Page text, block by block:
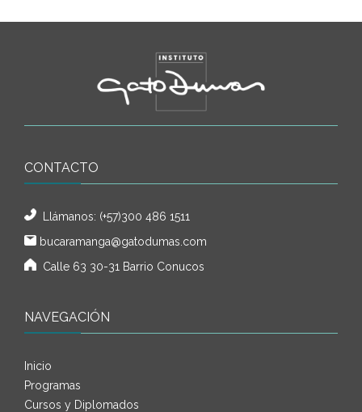
CONTACTO
Llámanos: (+57)300 486 1511
bucaramanga@gatodumas.com
Calle 63 30-31 Barrio Conucos
NAVEGACIÓN
Inicio
Programas
Cursos y Diplomados